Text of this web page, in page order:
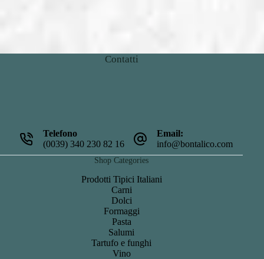
Contatti
Telefono
(0039) 340 230 82 16
Email:
info@bontalico.com
Shop Categories
Prodotti Tipici Italiani
Carni
Dolci
Formaggi
Pasta
Salumi
Tartufo e funghi
Vino